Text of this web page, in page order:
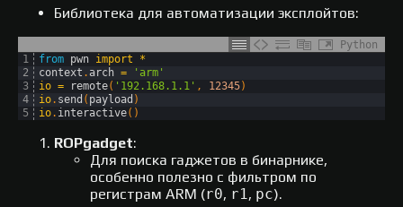
Библиотека для автоматизации эксплойтов:
Python
1
2
3
4
5
from pwn import
*
context . arch =
'arm'
io = remote( '192.168.1.1' , 12345)
io. send ( payload )
io. interactive( )
ROPgadget:
Для поиска гаджетов в бинарнике,
особенно полезно с фильтром по
регистрам ARM (r0, r1, pc).